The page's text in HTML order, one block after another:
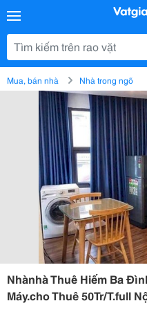
Mua, bán nhà Nhà trong ngõ
Nhànhà Thuê Hiếm Ba
Máy.cho Thuê 50Tr/T.full